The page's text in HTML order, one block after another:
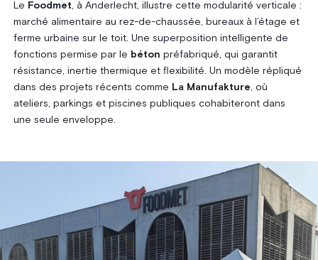
Le Foodmet, à Anderlecht, illustre cette modularité verticale :
marché alimentaire au rez-de-chaussée, bureaux à l’étage et
ferme urbaine sur le toit. Une superposition intelligente de
fonctions permise par le béton préfabriqué, qui garantit
résistance, inertie thermique et flexibilité. Un modèle répliqué
dans des projets récents comme La Manufakture, où
ateliers, parkings et piscines publiques cohabiteront dans
une seule enveloppe.